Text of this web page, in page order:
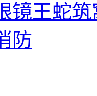
镜王蛇
防